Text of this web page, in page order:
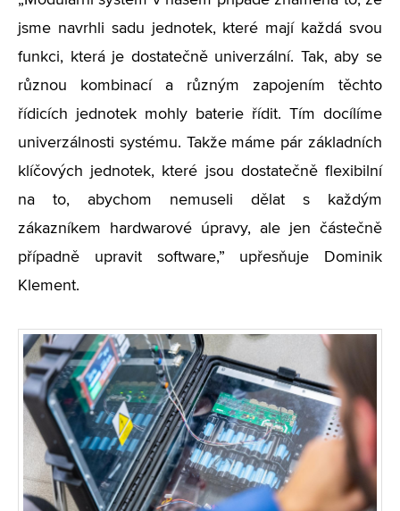
jsme navrhli sadu jednotek, které mají každá svou
funkci, která je dostatečně univerzální. Tak, aby se
různou kombinací a různým zapojením těchto
řídicích jednotek mohly baterie řídit. Tím docílíme
univerzálnosti systému. Takže máme pár základních
klíčových jednotek, které jsou dostatečně flexibilní
na to, abychom nemuseli dělat s každým
zákazníkem hardwarové úpravy, ale jen částečně
případně upravit software,” upřesňuje Dominik
Klement.